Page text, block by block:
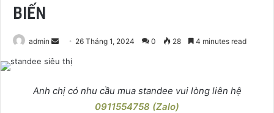
BIẾN
admin
Send 26 Tháng 1, 2024 0 28 4 minutes read
Anh chị có nhu cầu mua standee vui lòng liên hệ
0911554758 (Zalo)